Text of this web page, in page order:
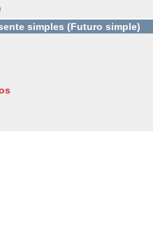
simples (Futuro simple)